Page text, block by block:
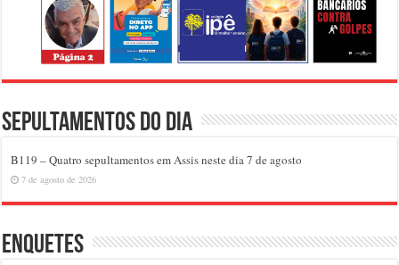
Sepultamentos do dia
B119 – Quatro sepultamentos em Assis neste dia 7 de agosto
7 de agosto de 2026
Enquetes